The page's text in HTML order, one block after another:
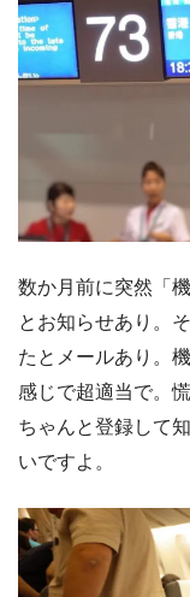
数か月前に突然「
とお知らせあり。
たとメールあり。
感じで超適当で。
ちゃんと登録して
いですよ。